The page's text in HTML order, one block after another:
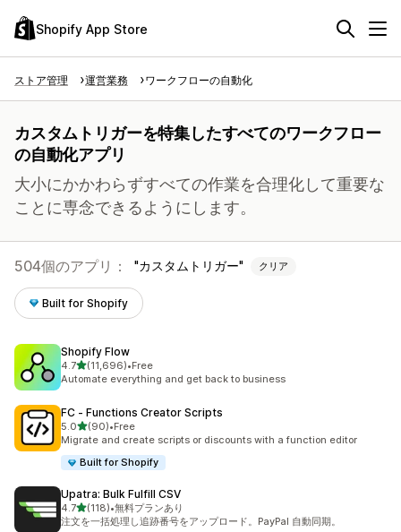
Shopify App Store
ストア管理 運営業務 ワークフローの自動化
カスタムトリガーを特集したすべてのワークフロー
の自動化アプリ
大小にかかわらずすべての作業を合理化して重要な
ことに専念できるようにします。
504個のアプリ： カスタムトリガー クリア
Built for Shopify
Shopify Flow
4.75つ星中
(11,696)
合計レビュー数：11696件
•Free
Automate everything and get back to business
FC ‑ Functions Creator Scripts
5.05つ星中
(90)
合計レビュー数：90件
•Free
Migrate and create scripts or discounts with a function editor
Built for Shopify
Upatra: Bulk Fulfill CSV
4.75つ星中
(118)
合計レビュー数：118件
•無料プランあり
注文を一括処理し追跡番号をアップロード。PayPal 自動同期。